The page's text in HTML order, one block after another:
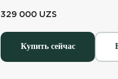
329 000 UZS
Купить сейчас